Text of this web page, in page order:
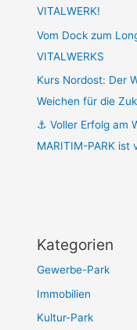
VITALWERK!
Vom Dock zum
VITALWERKS
Kurs Nordost: Der
Weichen für die
⚓ Voller Erfolg am
MARITIM-PARK
Kategorien
Gewerbe-Park
Immobilien
Kultur-Park